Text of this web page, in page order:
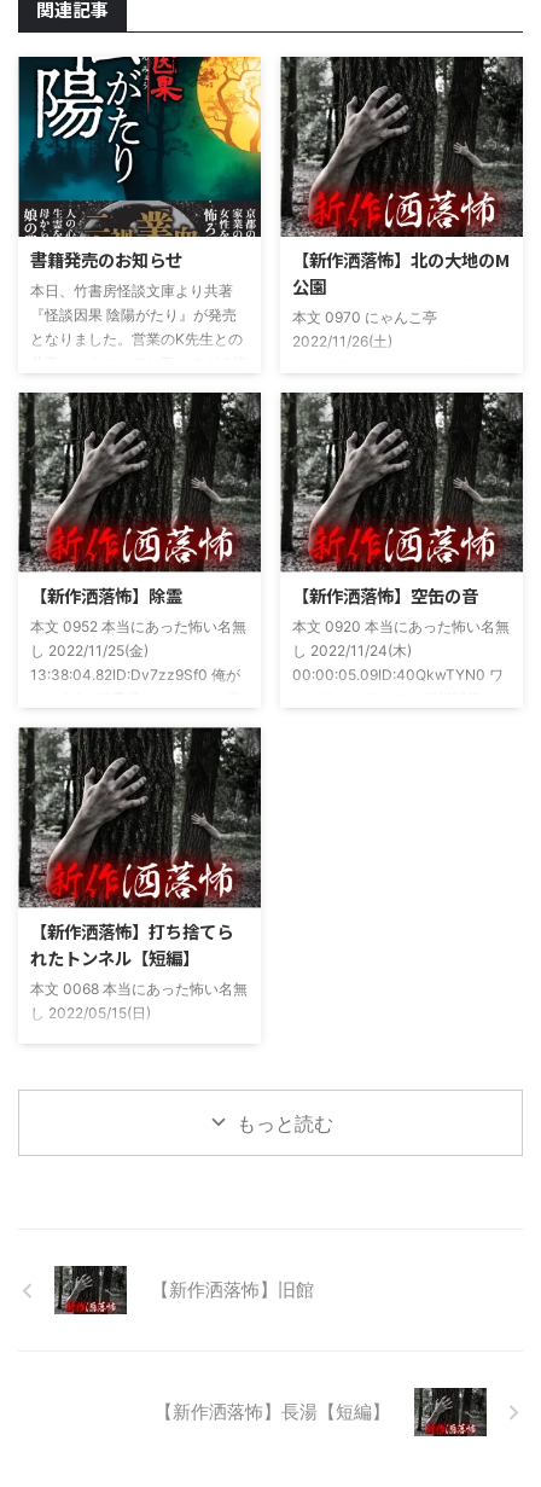
関連記事
書籍発売のお知らせ
本日、竹書房怪談文庫より共著
『怪談因果 陰陽がたり』が発売
となりました。営業のK先生との
上げましたので内容の濃さ・面白
さは保証します。ぜひともご購入
くださいませ。 書影かっこいい
ですね！帯の煽り文句も最高です
(^^)v購入ページ
https://amzn.to/49NrwuE特設ペ
ージ
54ee5238af1
【新作洒落怖】北の大地のM
公園
本文 0970 にゃんこ亭
2022/11/26(土)
に言うオカルト系な話がまあまあ
好きで、最近占いとかを副業で始
めてた。今はちょっとメンタルの
状況やらで退いたけど実力試しも
かねてSNSでフォロワー相手に占
いとかしていたもんです。実力
は・・・ありがたいことに当たっ
た！ドンピシャ！と嬉しい声もあ
合ったのが大学生のAちゃん。彼
女もオカルト系な話が好きで(そ
もそも仲良くなったのは北の大地
が舞台の金塊を巡る漫画)ちょく
【新作洒落怖】除霊
本文 0952 本当にあった怖い名無
し 2022/11/25(金)
13:38:04.82ID:Dv7zz9Sf0 俺が
(以後A)は頻繁に「あ、あそこに
いる」だとか誰もおらんとこに挨
拶したりなどなんかわざとらしい
感じがあって当然ながら信じてな
かった。でもいいやつではあった
し頻繁に遊びに行ったりもして
た。 そしてゴールデンウィーク
れた。要約するとこの前霊が見え
た時に必死に念じたら除霊できた
っていう話だった。その時数人で
い ...
【新作洒落怖】空缶の音
本文 0920 本当にあった怖い名無
し 2022/11/24(木)
00:00:05.09ID:40QkwTYN0 ワ
【新作洒落怖】打ち捨てら
れたトンネル【短編】
本文 0068 本当にあった怖い名無
し 2022/05/15(日)
る。陸の孤島と呼ばれたその地区
と隣の市を繋ぐ林道として計画さ
継続が不可能となってしまったら
しい。 そこに残ったのは無責任
もっと読む
【新作洒落怖】旧館
【新作洒落怖】長湯【短編】